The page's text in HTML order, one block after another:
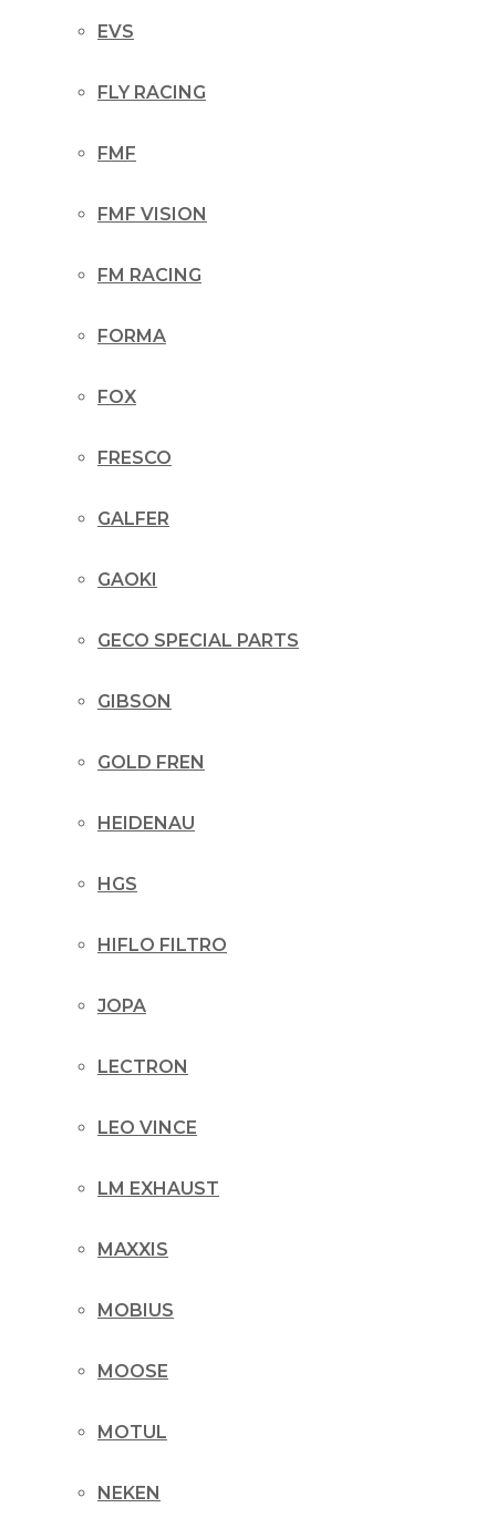
EVS
FLY RACING
FMF
FMF VISION
FM RACING
FORMA
FOX
FRESCO
GALFER
GAOKI
GECO SPECIAL PARTS
GIBSON
GOLD FREN
HEIDENAU
HGS
HIFLO FILTRO
JOPA
LECTRON
LEO VINCE
LM EXHAUST
MAXXIS
MOBIUS
MOOSE
MOTUL
NEKEN